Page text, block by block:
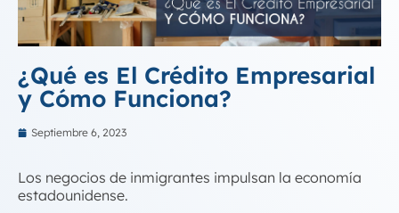
¿Qué es El Crédito Empresarial
y Cómo Funciona?
Septiembre 6, 2023
Los negocios de inmigrantes impulsan la economía
estadounidense.